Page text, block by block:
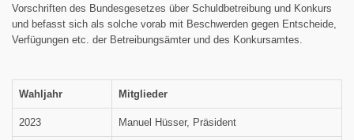
Vorschriften des Bundesgeset­zes über Schuldbetreibung und Konkurs
und befasst sich als solche vorab mit Beschwer­den gegen Entscheide,
Verfügungen etc. der Betreibungsämter und des Konkursamtes.
Wahljahr Mitglieder
2023 Manuel Hüsser, Präsident